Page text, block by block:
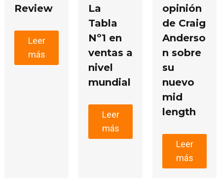
Review
Leer
más
La
Tabla
Nº1 en
ventas a
nivel
mundial
Leer
más
opinión
de Craig
Anderso
n sobre
su
nuevo
mid
length
Leer
más